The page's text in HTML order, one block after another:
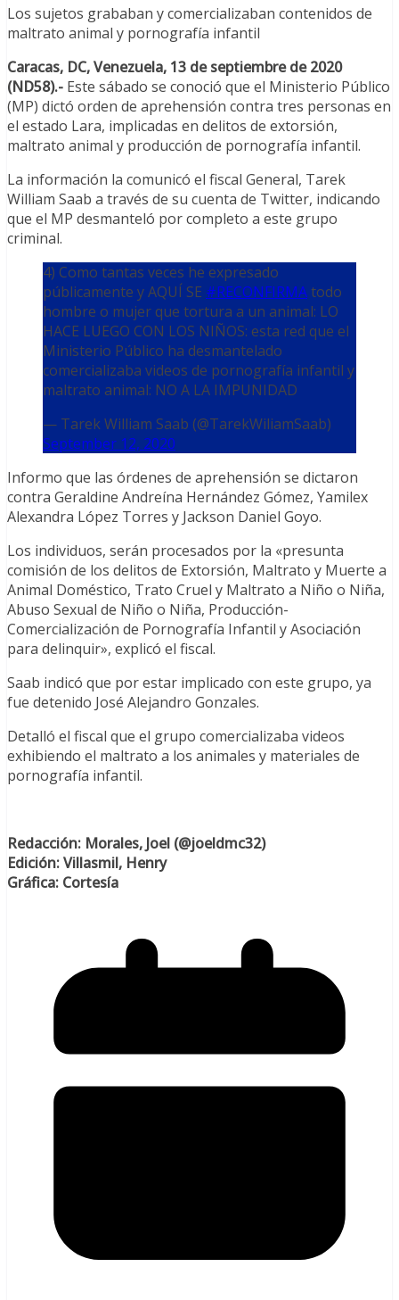
Los sujetos grababan y comercializaban contenidos de
maltrato animal y pornografía infantil
Caracas, DC, Venezuela, 13 de septiembre de 2020
(ND58).- Este sábado se conoció que el Ministerio Público
(MP) dictó orden de aprehensión contra tres personas en
el estado Lara, implicadas en delitos de extorsión,
maltrato animal y producción de pornografía infantil.
La información la comunicó el fiscal General, Tarek
William Saab a través de su cuenta de Twitter, indicando
que el MP desmanteló por completo a este grupo
criminal.
4) Como tantas veces he expresado
públicamente y AQUÍ SE #RECONFIRMA todo
hombre o mujer que tortura a un animal: LO
HACE LUEGO CON LOS NIÑOS: esta red que el
Ministerio Público ha desmantelado
comercializaba videos de pornografía infantil y
maltrato animal: NO A LA IMPUNIDAD
— Tarek William Saab (@TarekWiliamSaab)
September 12, 2020
Informo que las órdenes de aprehensión se dictaron
contra Geraldine Andreína Hernández Gómez, Yamilex
Alexandra López Torres y Jackson Daniel Goyo.
Los individuos, serán procesados por la «presunta
comisión de los delitos de Extorsión, Maltrato y Muerte a
Animal Doméstico, Trato Cruel y Maltrato a Niño o Niña,
Abuso Sexual de Niño o Niña, Producción-
Comercialización de Pornografía Infantil y Asociación
para delinquir», explicó el fiscal.
Saab indicó que por estar implicado con este grupo, ya
fue detenido José Alejandro Gonzales.
Detalló el fiscal que el grupo comercializaba videos
exhibiendo el maltrato a los animales y materiales de
pornografía infantil.
Redacción: Morales, Joel (@joeldmc32)
Edición: Villasmil, Henry
Gráfica: Cortesía